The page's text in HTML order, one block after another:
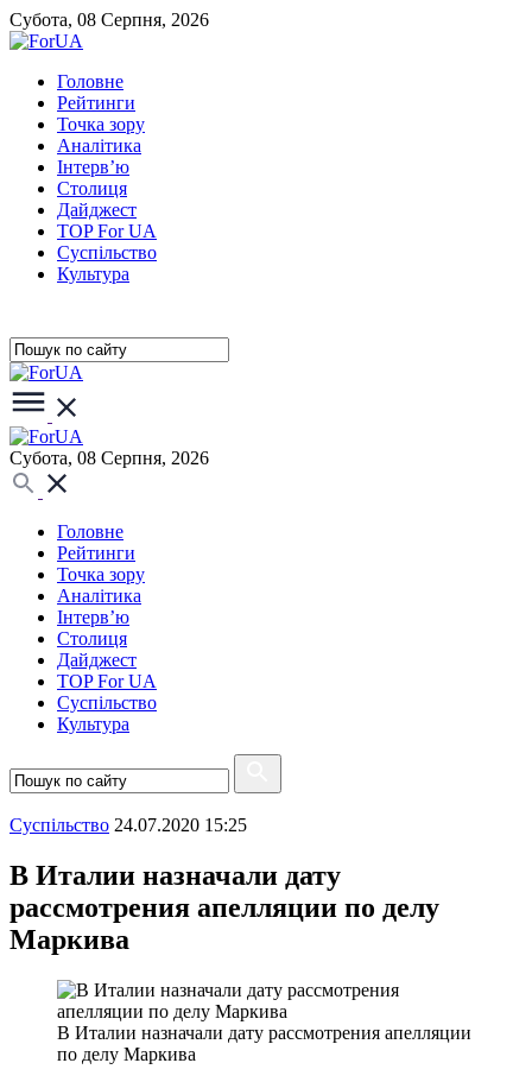
Субота, 08 Серпня, 2026
Головне
Рейтинги
Точка зору
Аналітика
Інтерв’ю
Столиця
Дайджест
TOP For UA
Суспiльство
Культура
Субота, 08 Серпня, 2026
Головне
Рейтинги
Точка зору
Аналітика
Інтерв’ю
Столиця
Дайджест
TOP For UA
Суспiльство
Культура
Суспiльство 24.07.2020 15:25
В Италии назначали дату
рассмотрения апелляции по делу
Маркива
В Италии назначали дату рассмотрения апелляции
по делу Маркива